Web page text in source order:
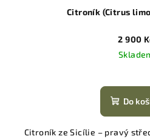
Citroník (Citrus
2 900
Do
Citroník ze Sicílie – pravý